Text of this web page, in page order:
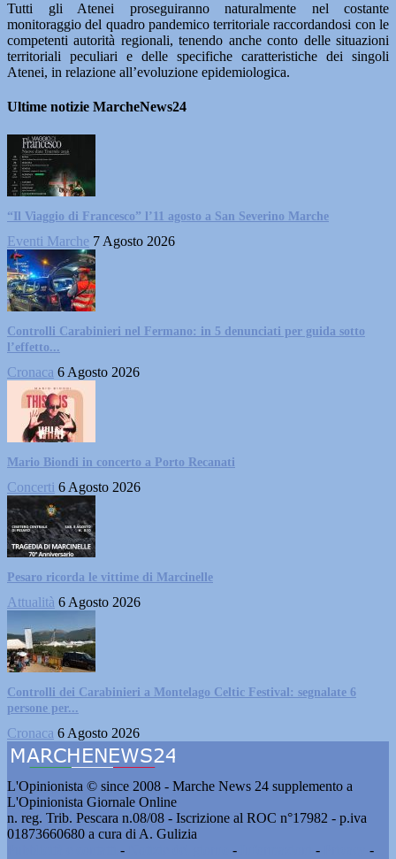
Tutti gli Atenei proseguiranno naturalmente nel costante
monitoraggio del quadro pandemico territoriale raccordandosi con le
competenti autorità regionali, tenendo anche conto delle situazioni
territoriali peculiari e delle specifiche caratteristiche dei singoli
Atenei, in relazione all’evoluzione epidemiologica.
Ultime notizie MarcheNews24
“Il Viaggio di Francesco” l’11 agosto a San Severino Marche
Eventi Marche 7 Agosto 2026
Controlli Carabinieri nel Fermano: in 5 denunciati per guida sotto
l’effetto...
Cronaca 6 Agosto 2026
Mario Biondi in concerto a Porto Recanati
Concerti 6 Agosto 2026
Pesaro ricorda le vittime di Marcinelle
Attualità 6 Agosto 2026
Controlli dei Carabinieri a Montelago Celtic Festival: segnalate 6
persone per...
Cronaca 6 Agosto 2026
L'Opinionista © since 2008 - Marche News 24 supplemento a
L'Opinionista Giornale Online
n. reg. Trib. Pescara n.08/08 - Iscrizione al ROC n°17982 - p.iva
01873660680 a cura di A. Gulizia
- - -
-